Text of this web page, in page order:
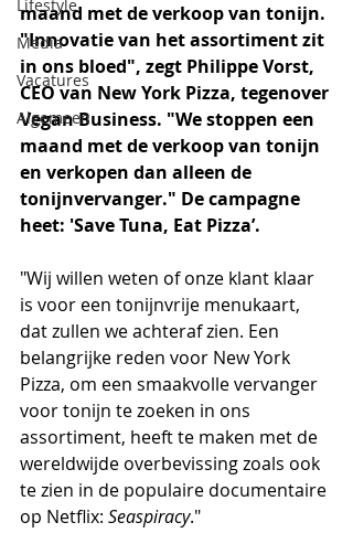
Lifestyle
Media
Vacatures
Algemeen
maand met de verkoop van tonijn.
"Innovatie van het assortiment zit
in ons bloed", zegt Philippe Vorst,
CEO van New York Pizza, tegenover
Vegan Business. "We stoppen een
maand met de verkoop van tonijn
en verkopen dan alleen de
tonijnvervanger." De campagne
heet: 'Save Tuna, Eat Pizza’.
"Wij willen weten of onze klant klaar
is voor een tonijnvrije menukaart,
dat zullen we achteraf zien. Een
belangrijke reden voor New York
Pizza, om een smaakvolle vervanger
voor tonijn te zoeken in ons
assortiment, heeft te maken met de
wereldwijde overbevissing zoals ook
te zien in de populaire documentaire
op Netflix: Seaspiracy."